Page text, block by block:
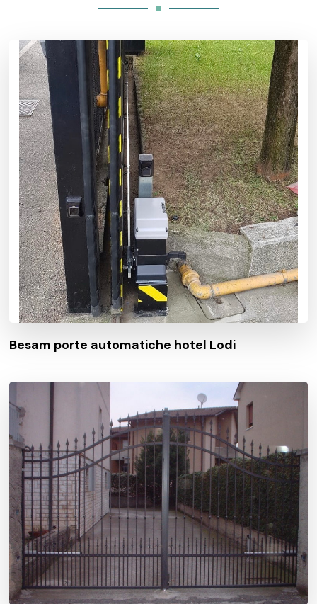
Besam porte automatiche hotel Lodi